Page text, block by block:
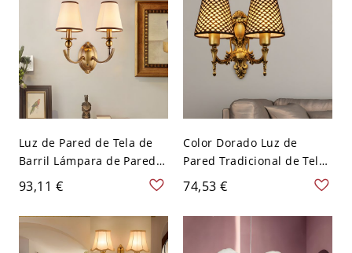
Luz de Pared de Tela de
Barril Lámpara de Pared
Tradicional en Latón para
Salón - Latón 110 A 120 V
2
93,11 €
Color Dorado Luz de
Pared Tradicional de Tela
de Cono Aplique de Pared
para Salón - Dorado 110 A
120 V 2
74,53 €